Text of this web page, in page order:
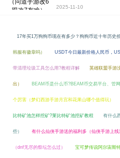
1. 如何在官网下载欧亿交易所app？
答：欧亿交易所app支持多种语言，包括
3. 欧亿交易所app的安全性如何？
全。
4. 欧亿交易所app有哪些交易功能？
等，以及资产管理和交易工具。
2025-11-10
17年买1万狗狗币现在有多少？狗狗币近十年历史
韩服有徽章吗） USDT今日最新价格人民币，
带清理垃圾工具怎么用?教程详解 英雄联盟手游
出） BEAM币是什么币?BEAM币交易平台、管
个厉害（梦幻西游手游月宫和花果山哪个值得玩）
比特矿池怎样挖矿?莱比特矿池挖矿教程 有什么
些） 有什么仙侠手游送的福利多（仙侠手游上线
（dnf无尽的祭坛怎么过） 宝可梦传说阿尔宙斯